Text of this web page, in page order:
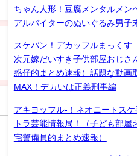
ちゃん人形！豆腐メンタルメン
アルバイターのぬいぐるみ男子
スケバン！デカッフルまっくす
次元嫁だいすき子供部屋おじさ
惑仔的まとめ速報）話題な動画
MAX！デカいは正義刑事編
アキヨッフル-！ネオニートスケ
トラ芸能情報局！（子ども部屋
宅警備員的まとめ速報）